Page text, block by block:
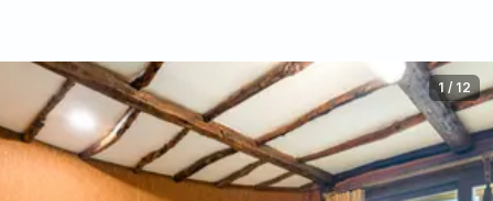
1 / 12